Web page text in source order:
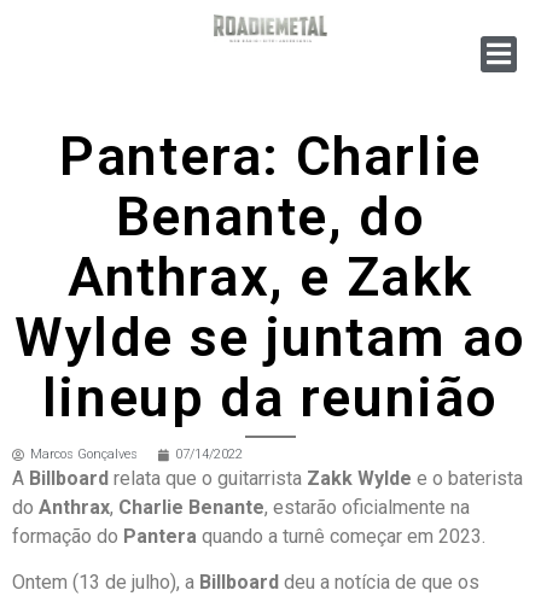
Pantera: Charlie
Benante, do
Anthrax, e Zakk
Wylde se juntam ao
lineup da reunião
Marcos Gonçalves 07/14/2022
A Billboard relata que o guitarrista Zakk Wylde e o baterista
do Anthrax, Charlie Benante, estarão oficialmente na
formação do Pantera quando a turnê começar em 2023.
Ontem (13 de julho), a Billboard deu a notícia de que os